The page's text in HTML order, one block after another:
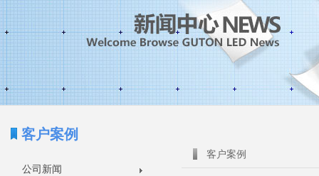
客户案例
公司新闻
客户案例